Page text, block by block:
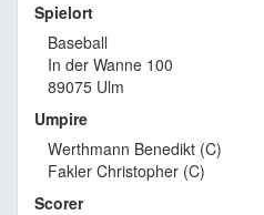
Spielort
Baseball
In der Wanne 100
89075 Ulm
Umpire
Werthmann Benedikt (C)
Fakler Christopher (C)
Scorer